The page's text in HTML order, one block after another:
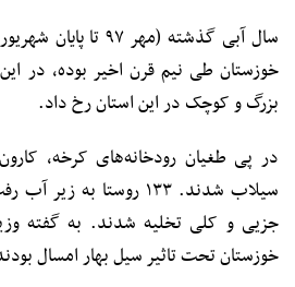
بزرگ و کوچک در این استان رخ داد.
خوزستان تحت تاثیر سیل بهار امسال